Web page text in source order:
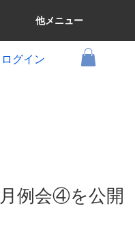
他メニュー
ログイン
例会④を公開